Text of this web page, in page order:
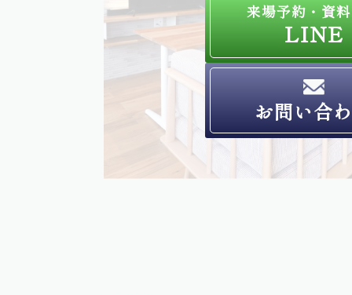
来場予約・資
LINE
お問い合